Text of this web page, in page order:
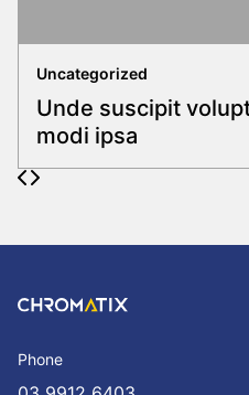
Uncategorized
Unde suscipit
modi ipsa
Phone